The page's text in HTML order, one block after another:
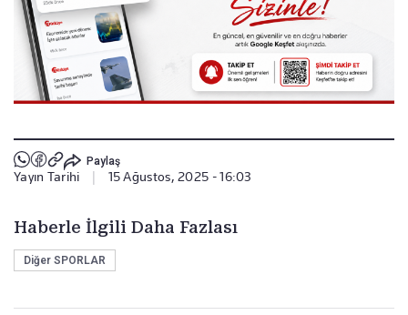
Paylaş
Yayın Tarihi 15 Ağustos, 2025 - 16:03
Haberle İlgili Daha Fazlası
Diğer SPORLAR